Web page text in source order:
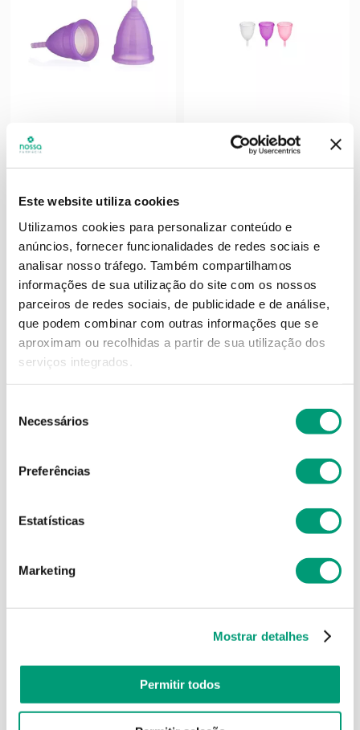
Este website utiliza cookies
Utilizamos cookies para personalizar conteúdo e
anúncios, fornecer funcionalidades de redes sociais e
analisar nosso tráfego. Também compartilhamos
informações de sua utilização do site com os nossos
parceiros de redes sociais, de publicidade e de análise,
que podem combinar com outras informações que se
aproximam ou recolhidas a partir de sua utilização dos
serviços integrados.
Necessários
Preferências
Estatísticas
Marketing
Mostrar detalhes
Permitir todos
17 ,62 €
ADICIONAR
SANGOOL
18,25 €
ADICIONAR
Cottons Penso Higiénico
C/ Abas Super Ultra-Fino
ADICIONAR
Cottons Penso Higiénico
C/ Abas Regular Ultra-
ADICIONAR